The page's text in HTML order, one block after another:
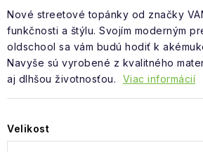
Nové streetové topánky od značky
funkčnosti a štýlu. Svojím moderným
oldschool sa vám budú hodiť k
Navyše sú vyrobené z kvalitného
aj dlhšou životnosťou.
Viac informácií
Velikost